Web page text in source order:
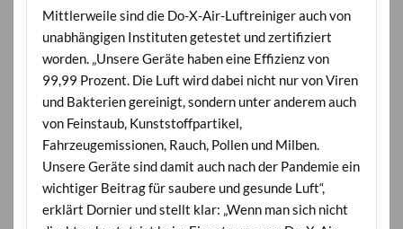
Mittlerweile sind die Do-X-Air-Luftreiniger auch von
unabhängigen Instituten getestet und zertifiziert
worden. „Unsere Geräte haben eine Effizienz von
99,99 Prozent. Die Luft wird dabei nicht nur von Viren
und Bakterien gereinigt, sondern unter anderem auch
von Feinstaub, Kunststoffpartikel,
Fahrzeugemissionen, Rauch, Pollen und Milben.
Unsere Geräte sind damit auch nach der Pandemie ein
wichtiger Beitrag für saubere und gesunde Luft“,
erklärt Dornier und stellt klar: „Wenn man sich nicht